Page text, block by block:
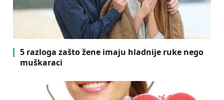
5 razloga zašto žene imaju hladnije ruke nego
muškaraci